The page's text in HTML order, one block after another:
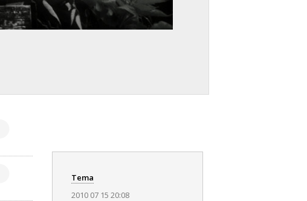
Tema
2010 07 15 20:08